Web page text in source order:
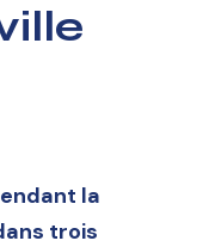
la
trois